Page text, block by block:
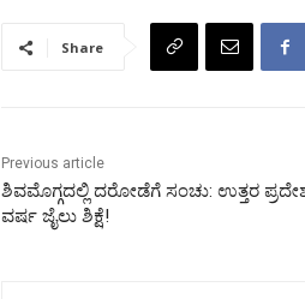
Share
Previous article
ಶಿವಮೊಗ್ಗದಲ್ಲಿ ದರೋಡೆಗೆ ಸಂಚು: ಉತ್ತರ
ವರ್ಷ ಜೈಲು ಶಿಕ್ಷೆ!